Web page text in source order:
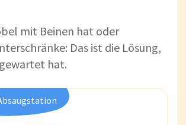
mit Beinen hat oder
Das ist die Lösung,
hat.